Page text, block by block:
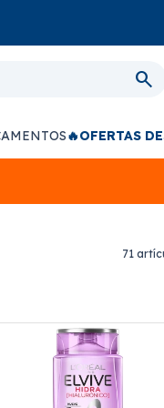
🔥OFERTAS
71